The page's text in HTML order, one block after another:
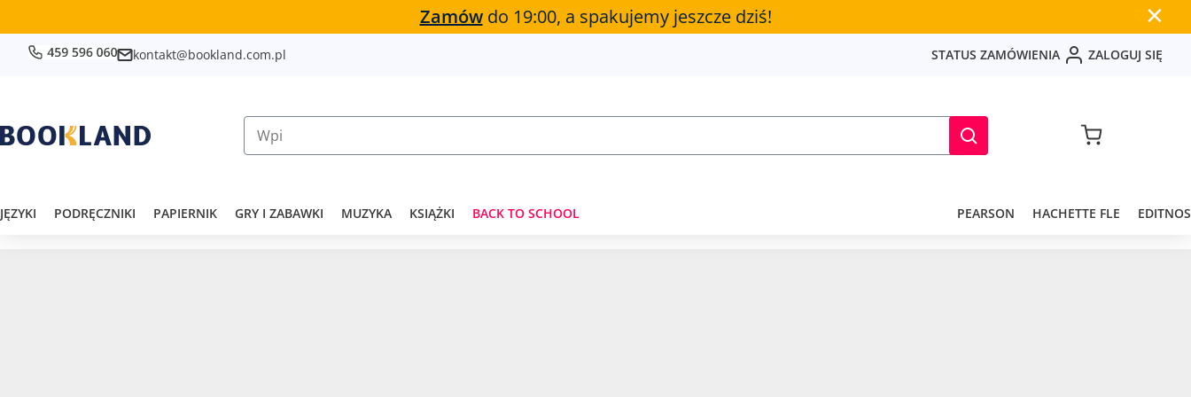
Zamówdo 19:00, a spakujemy jeszcze dziś! ✕
kontakt@bookland.com.pl STATUS ZAMÓWIENIA ZALOGUJ SIĘ
JĘZYKI PODRĘCZNIKI PAPIERNIK GRY I ZABAWKI MUZYKA KSIĄŻKI BACK TO SCHOOL PEARSON HACHETTE FLE EDITNOS